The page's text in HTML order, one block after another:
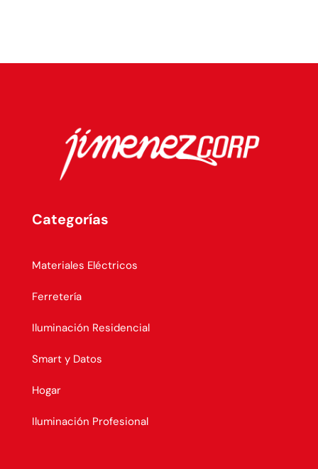
Categorías
Materiales Eléctricos
Ferretería
Iluminación Residencial
Smart y Datos
Hogar
Iluminación Profesional